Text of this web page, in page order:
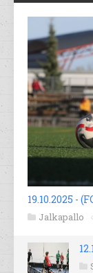
19.10.2025 -
Jalkapallo